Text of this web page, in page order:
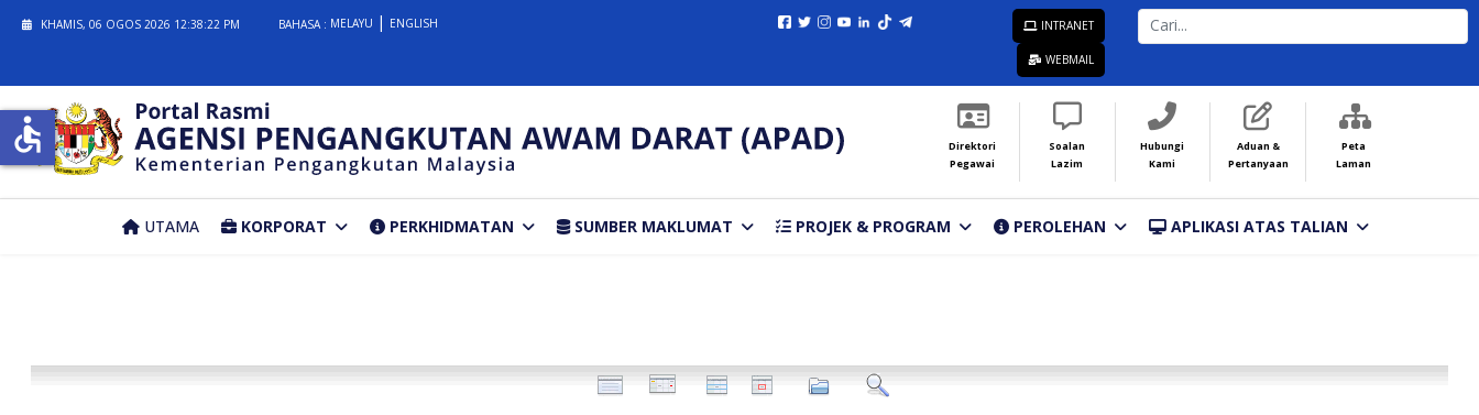
KHAMIS, 06 OGOS 2026 12:38:22 PM BAHASA : MELAYU ENGLISH INTRANET
WEBMAIL
CARI...
Direktori
Pegawai
Soalan
Lazim
Hubungi
Kami
Aduan &
Pertanyaan
Peta
Laman
UTAMA KORPORAT PERKHIDMATAN SUMBER MAKLUMAT PROJEK & PROGRAM PEROLEHAN APLIKASI ATAS TALIAN
accessible